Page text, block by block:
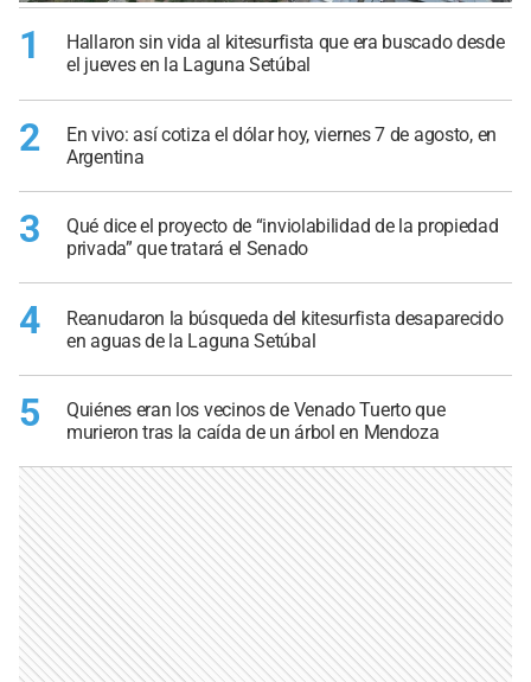
1
Hallaron sin vida al kitesurfista que era buscado desde
el jueves en la Laguna Setúbal
2
En vivo: así cotiza el dólar hoy, viernes 7 de agosto, en
Argentina
3
Qué dice el proyecto de “inviolabilidad de la propiedad
privada” que tratará el Senado
4
Reanudaron la búsqueda del kitesurfista desaparecido
en aguas de la Laguna Setúbal
5
Quiénes eran los vecinos de Venado Tuerto que
murieron tras la caída de un árbol en Mendoza